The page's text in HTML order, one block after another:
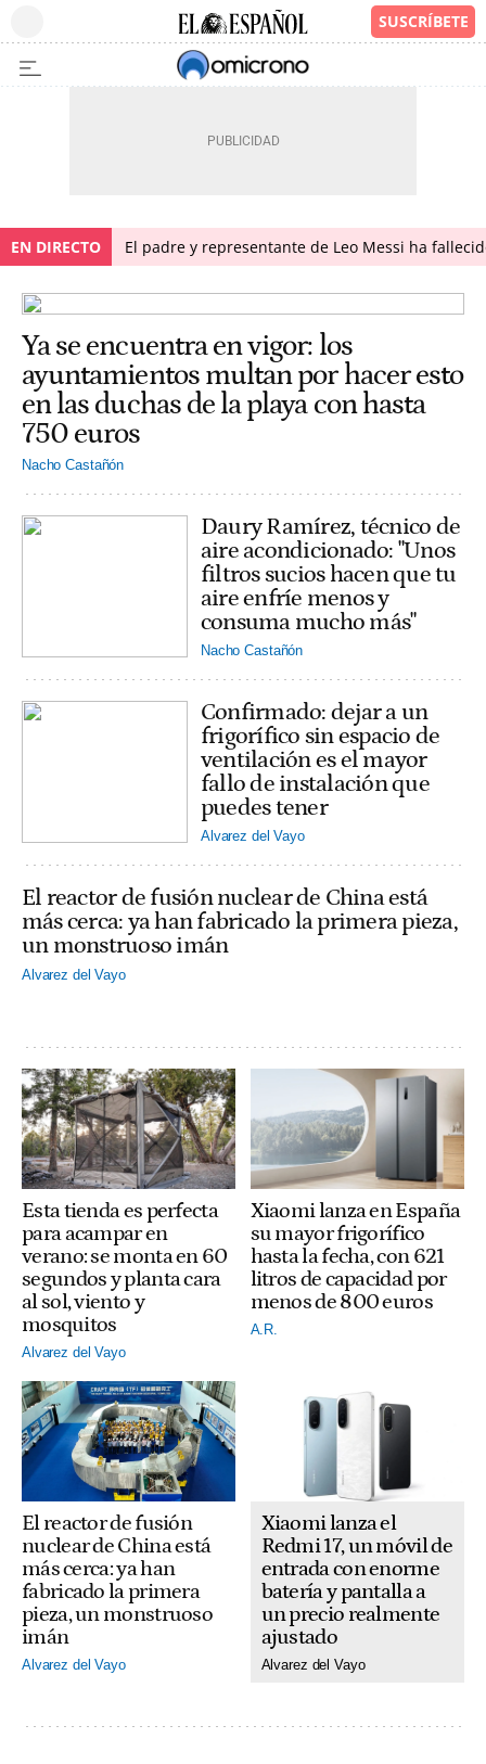
EN DIRECTO El padre y representante de Leo Messi ha
Ya se encuentra en vigor: los
ayuntamientos multan por hacer esto
en las duchas de la playa con hasta
750 euros
Nacho Castañón
Daury Ramírez, técnico de
aire acondicionado: "Unos
filtros sucios hacen que tu
aire enfríe menos y
consuma mucho más"
Nacho Castañón
Confirmado: dejar a un
frigorífico sin espacio de
ventilación es el mayor
fallo de instalación que
puedes tener
Alvarez del Vayo
El reactor de fusión nuclear de China está
más cerca: ya han fabricado la primera pieza,
un monstruoso imán
Alvarez del Vayo
Esta tienda es perfecta
para acampar en
verano: se monta en 60
segundos y planta cara
al sol, viento y
mosquitos
Alvarez del Vayo
Xiaomi lanza en España
su mayor frigorífico
hasta la fecha, con 621
litros de capacidad por
menos de 800 euros
A.R.
El reactor de fusión
nuclear de China está
más cerca: ya han
fabricado la primera
pieza, un monstruoso
imán
Alvarez del Vayo
Xiaomi lanza el
Redmi 17, un móvil de
entrada con enorme
batería y pantalla a
un precio realmente
ajustado
Alvarez del Vayo